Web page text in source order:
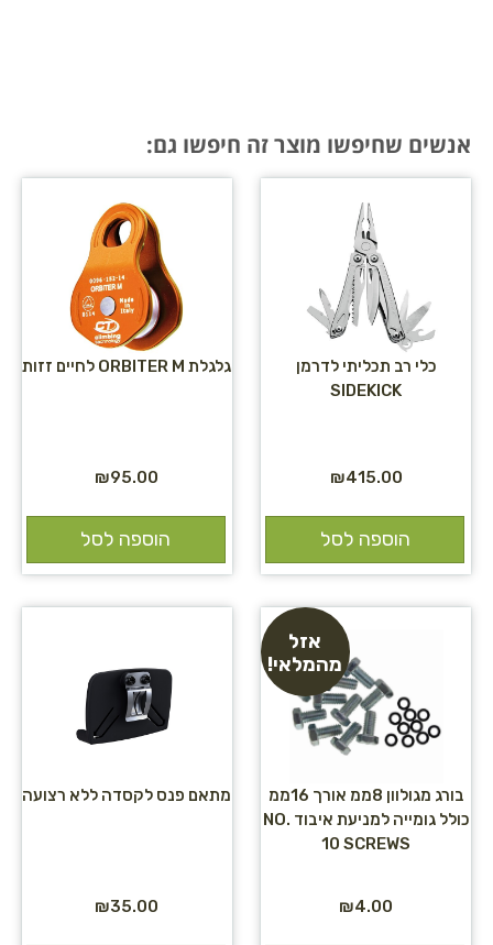
אנשים שחיפשו מוצר זה חיפשו גם:
כלי רב תכליתי לדרמן
SIDEKICK
₪415.00
הוספה לסל
גלגלת ORBITER M לחיים זזות
₪95.00
הוספה לסל
אזל
מהמלאי!
בורג מגולוון 8ממ אורך 16ממ
כולל גומייה למניעת איבוד NO.
10 SCREWS
₪4.00
מתאם פנס לקסדה ללא רצועה
₪35.00